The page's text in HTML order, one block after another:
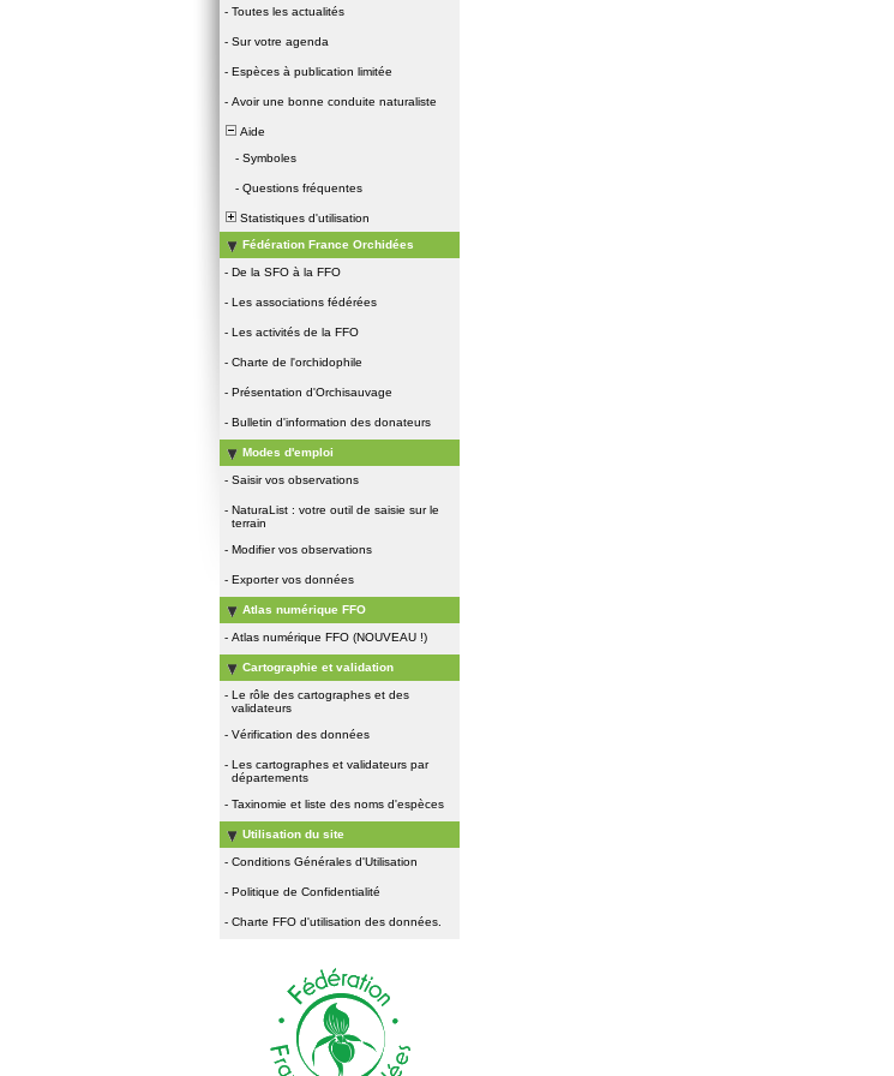
- Toutes les actualités
- Sur votre agenda
- Espèces à publication limitée
- Avoir une bonne conduite naturaliste
Aide
- Symboles
- Questions fréquentes
Statistiques d'utilisation
Fédération France Orchidées
- De la SFO à la FFO
- Les associations fédérées
- Les activités de la FFO
- Charte de l'orchidophile
- Présentation d'Orchisauvage
- Bulletin d'information des donateurs
Modes d'emploi
- Saisir vos observations
- NaturaList : votre outil de saisie sur le
terrain
- Modifier vos observations
- Exporter vos données
Atlas numérique FFO
- Atlas numérique FFO (NOUVEAU !)
Cartographie et validation
- Le rôle des cartographes et des
validateurs
- Vérification des données
- Les cartographes et validateurs par
départements
- Taxinomie et liste des noms d'espèces
Utilisation du site
- Conditions Générales d'Utilisation
- Politique de Confidentialité
- Charte FFO d'utilisation des données.